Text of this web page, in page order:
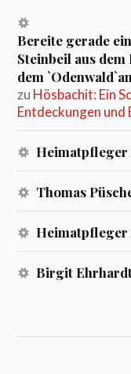
Bereite gerade
Steinbeil aus dem
dem
zu Hösbachit: Ein
Entdeckungen und
Heimatpfleger
Thomas
Heimatpfleger
Birgit